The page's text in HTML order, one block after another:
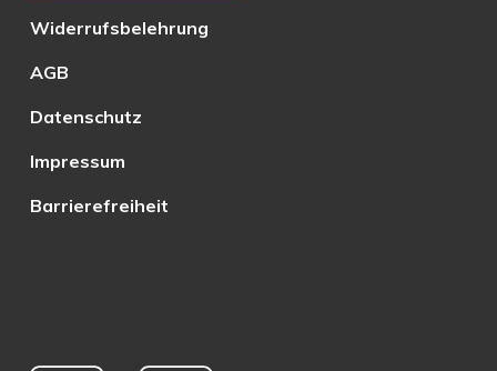
Widerrufsbelehrung
AGB
Datenschutz
Impressum
Barrierefreiheit